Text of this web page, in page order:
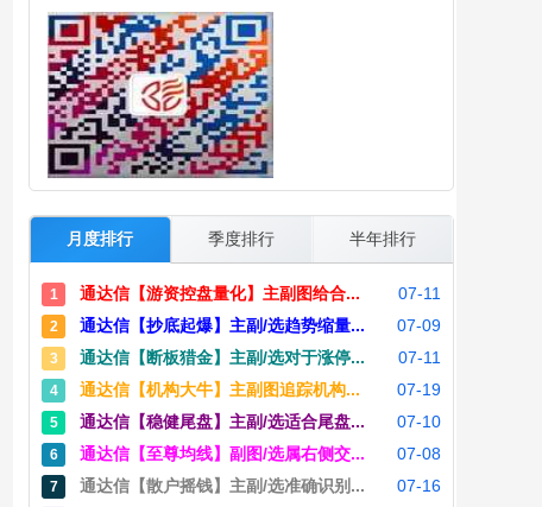
月度排行 季度排行 半年排行
1 通达信【游资控盘量化】主副图给合... 07-11
2 通达信【抄底起爆】主副/选趋势缩量... 07-09
3 通达信【断板猎金】主副/选对于涨停... 07-11
4 通达信【机构大牛】主副图追踪机构... 07-19
5 通达信【稳健尾盘】主副/选适合尾盘... 07-10
6 通达信【至尊均线】副图/选属右侧交... 07-08
7 通达信【散户摇钱】主副/选准确识别... 07-16